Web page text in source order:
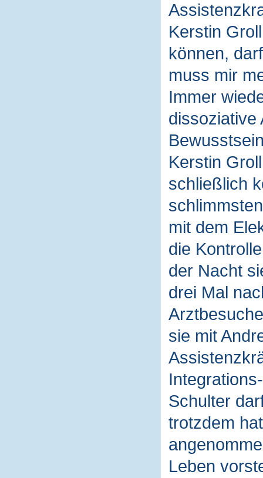
Kerstin
können,
muss mir
Immer
dissoziative
Kerstin
schließlich
mit dem
die
der Nacht
drei Mal
sie mit
Schulter
trotzdem
Leben